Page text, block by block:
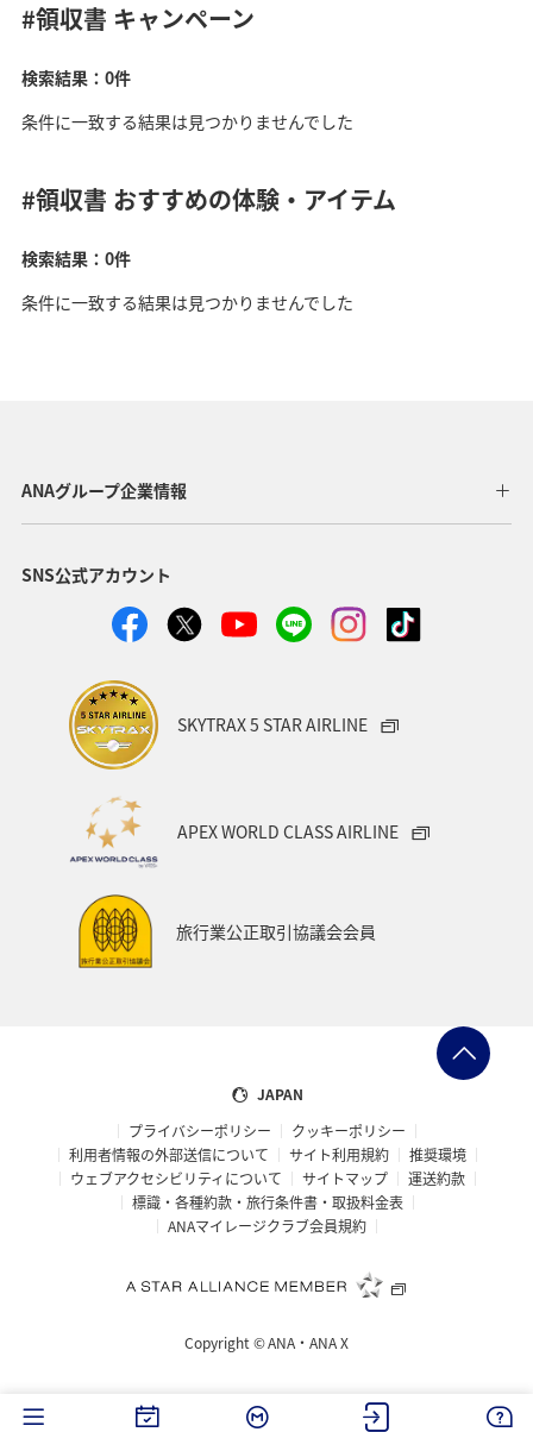
#領収書 キャンペーン
検索結果：0件
条件に一致する結果は見つかりませんでした
#領収書 おすすめの体験・アイテム
検索結果：0件
条件に一致する結果は見つかりませんでした
ANAグループ企業情報
SNS公式アカウント
SKYTRAX 5 STAR AIRLINE
APEX WORLD CLASS AIRLINE
旅行業公正取引協議会会員
JAPAN
プライバシーポリシー
クッキーポリシー
利用者情報の外部送信について
サイト利用規約
推奨環境
ウェブアクセシビリティについて
サイトマップ
運送約款
標識・各種約款・旅行条件書・取扱料金表
ANAマイレージクラブ会員規約
Copyright ©ANA・ANA X